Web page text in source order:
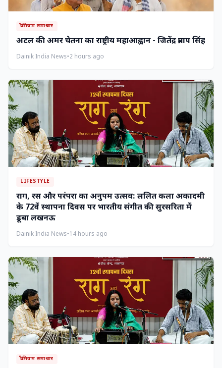
प्रीमियम समाचार
अटल की अमर चेतना का राष्ट्रीय महाआह्वान - जितेंद्र प्रताप सिंह
Dainik India News•2 hours ago
LIFESTYLE
राग, रस और परंपरा का अनुपम उत्सव: ललित कला अकादमी
के 72वें स्थापना दिवस पर भारतीय संगीत की सुरसरिता में
डूबा लखनऊ
Dainik India News•14 hours ago
प्रीमियम समाचार